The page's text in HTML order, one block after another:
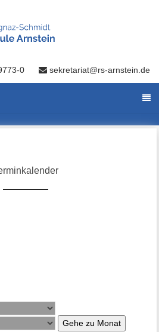
0 sekretariat@rs-arnstein.de
Gehe zu Monat